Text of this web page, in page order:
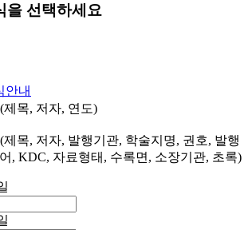
을 선택하세요
안내
제목, 저자, 연도)
제목, 저자, 발행기관, 학술지명, 권호, 발행
, KDC, 자료형태, 수록면, 소장기관, 초록)